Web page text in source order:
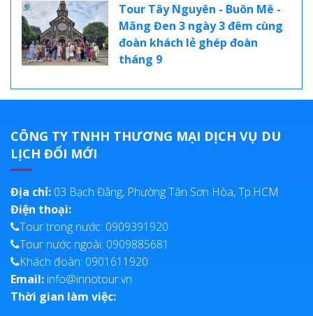
Tour Tây Nguyên - Buôn Mê -
Măng Đen 3 ngày 3 đêm cùng
đoàn khách lẻ ghép đoàn
tháng 9
CÔNG TY TNHH THƯƠNG MẠI DỊCH VỤ DU
LỊCH ĐỔI MỚI
Địa chỉ: 03 Bạch Đằng, Phường Tân Sơn Hòa, Tp.HCM
Điện thoại:
Tour trong nước: 0909391920
Tour nước ngoài: 0909885681
Khách đoàn: 0901611920
Email: info@innotour.vn
Thời gian làm việc: